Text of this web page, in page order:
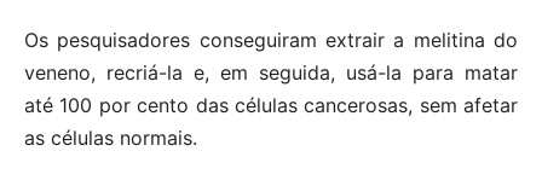
Os pesquisadores conseguiram extrair a melitina do
veneno, recriá-la e, em seguida, usá-la para matar
até 100 por cento das células cancerosas, sem afetar
as células normais.